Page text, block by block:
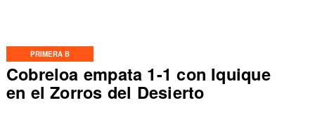
PRIMERA B
Cobreloa empata 1-1 con Iquique
en el Zorros del Desierto